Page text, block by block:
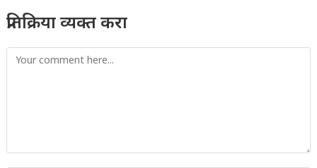
प्रतिक्रिया व्यक्त करा
Comment